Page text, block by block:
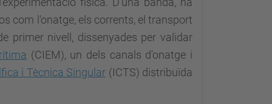
com l'onatge, els corrents, el transport
primer nivell, dissenyades per validar
(CIEM), un dels canals d'onatge i
i Tècnica Singular (ICTS) distribuïda